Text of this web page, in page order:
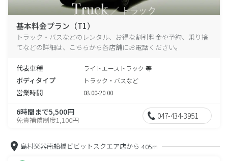
基本料金プラン（T1）
トラック・バスなどのレンタル、お得な割引料金や予約、乗り捨
てなどの詳細は、こちらから各店舗にお電話ください。
代表車種 ライトエーストラック 等
ボディタイプ トラック・バスなど
営業時間 08:00-20:00
6時間まで5,500円
免責補償制度1,100円 047-434-3951
島村楽器南船橋ビビットスクエア店から 405m